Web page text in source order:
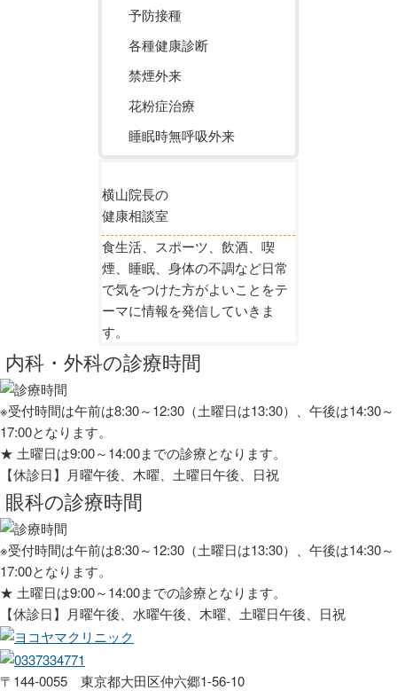
予防接種
各種健康診断
禁煙外来
花粉症治療
睡眠時無呼吸外来
横山院長の
健康相談室
食生活、スポーツ、飲酒、喫
煙、睡眠、身体の不調など日常
で気をつけた方がよいことをテ
ーマに情報を発信していきま
す。
内科・外科の診療時間
※受付時間は午前は8:30～12:30（土曜日は13:30）、午後は14:30～
17:00となります。
★ 土曜日は9:00～14:00までの診療となります。
【休診日】月曜午後、木曜、土曜日午後、日祝
眼科の診療時間
※受付時間は午前は8:30～12:30（土曜日は13:30）、午後は14:30～
17:00となります。
★ 土曜日は9:00～14:00までの診療となります。
【休診日】月曜午後、水曜午後、木曜、土曜日午後、日祝
〒144-0055 東京都大田区仲六郷1-56-10